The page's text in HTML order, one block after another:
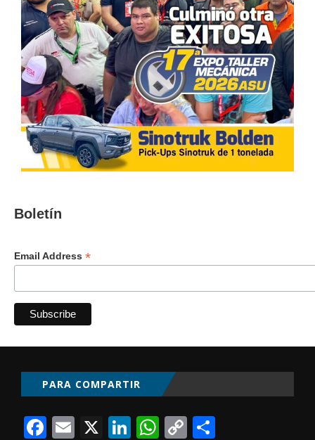
Boletín
Email Address *
PARA COMPARTIR
Facebook
Email
X LinkedIn
WhatsApp
Copy